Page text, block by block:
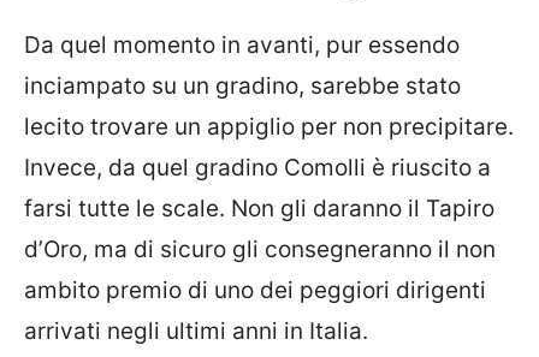
Da quel momento in avanti, pur essendo
inciampato su un gradino, sarebbe stato
lecito trovare un appiglio per non precipitare.
Invece, da quel gradino Comolli è riuscito a
farsi tutte le scale. Non gli daranno il Tapiro
d’Oro, ma di sicuro gli consegneranno il non
ambito premio di uno dei peggiori dirigenti
arrivati negli ultimi anni in Italia.